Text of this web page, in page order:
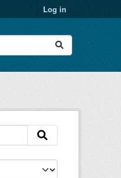
Log in